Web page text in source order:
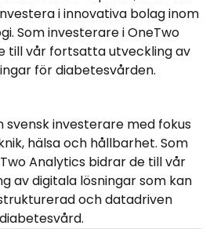
i innovativa bolag inom
Som investerare i OneTwo
till vår fortsatta utveckling av
för diabetesvården.
svensk investerare med fokus
hälsa och hållbarhet. Som
Analytics bidrar de till vår
av digitala lösningar som kan
och datadriven
diabetesvård.